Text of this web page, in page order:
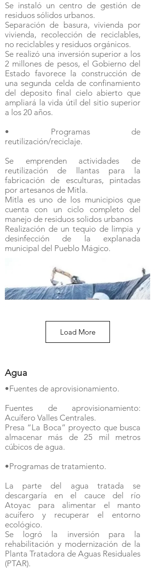
Se instaló un centro de gestión de
residuos sólidos urbanos.
Separación de basura, vivienda por
vivienda, recolección de reciclables,
no reciclables y residuos orgánicos.
Se realizó una inversión superior a los
2 millones de pesos, el Gobierno del
Estado favorece la construcción de
una segunda celda de confinamiento
del deposito final cielo abierto que
ampliará la vida útil del sitio superior
a los 20 años.
• Programas de
reutilización/reciclaje.
Se emprenden actividades de
reutilización de llantas para la
fabricación de esculturas, pintadas
por artesanos de Mitla.
Mitla es uno de los municipios que
cuenta con un ciclo completo del
manejo de residuos solidos urbanos
Realización de un tequio de limpia y
desinfección de la explanada
municipal del Pueblo Mágico.
Load More
Agua
•Fuentes de aprovisionamiento.
Fuentes de aprovisionamiento:
Acuífero Valles Centrales.
Presa “La Boca” proyecto que busca
almacenar más de 25 mil metros
cúbicos de agua.
•Programas de tratamiento.
La parte del agua tratada se
descargaría en el cauce del río
Atoyac para alimentar el manto
acuífero y recuperar el entorno
ecológico.
Se logró la inversión para la
rehabilitación y modernización de la
Planta Tratadora de Aguas Residuales
(PTAR).